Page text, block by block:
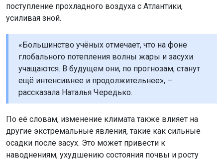
поступление прохладного воздуха с Атлантики,
усиливая зной.
«Большинство учёных отмечает, что на фоне
глобального потепления волны жары и засухи
учащаются. В будущем они, по прогнозам, станут
ещё интенсивнее и продолжительнее», –
рассказала Наталья Чередько.
По её словам, изменение климата также влияет на
другие экстремальные явления, такие как сильные
осадки после засух. Это может привести к
наводнениям, ухудшению состояния почвы и росту